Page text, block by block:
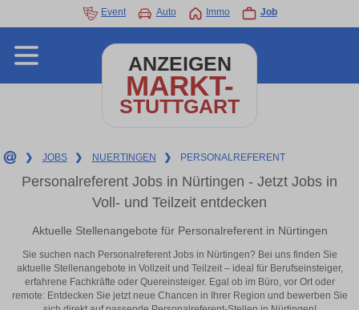
Event Auto Immo Job
ANZEIGEN
MARKT-
STUTTGART
❯ JOBS ❯ NUERTINGEN ❯ PERSONALREFERENT
Personalreferent Jobs in Nürtingen - Jetzt Jobs in
Voll- und Teilzeit entdecken
Aktuelle Stellenangebote für Personalreferent in Nürtingen
Sie suchen nach Personalreferent Jobs in Nürtingen? Bei uns finden Sie
aktuelle Stellenangebote in Vollzeit und Teilzeit – ideal für Berufseinsteiger,
erfahrene Fachkräfte oder Quereinsteiger. Egal ob im Büro, vor Ort oder
remote: Entdecken Sie jetzt neue Chancen in Ihrer Region und bewerben Sie